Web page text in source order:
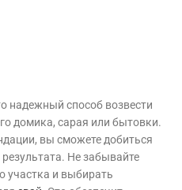
надежный способ возвести
домика, сарая или бытовки.
вы сможете добиться
Не забывайте
участка и выбирать